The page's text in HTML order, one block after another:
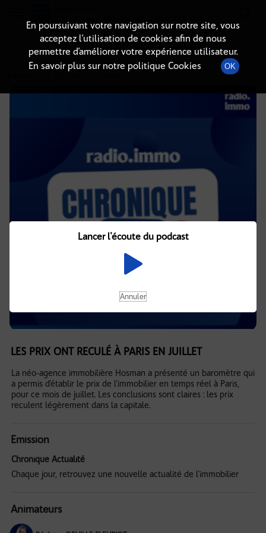
DÉTAILS DE L'ÉMISSION
LES PRIX ONT RECULÉ À PARIS EN JUILLET
La néo-agence immobilière Hosman a présenté un baromètre qui
a permis d’établir le prix de l’immobilier en temps réel à Paris,
pour ce mois de juillet. Les conclusions sont claires : les prix
reculent légèrement dans la capitale.
Emission
Chronique Actualité
Chaque jour, retrouvez une nouvelle actualité de l'immobilier
Animateurs
En poursuivant votre navigation sur notre site, vous
acceptez l’utilisation de cookies afin de nous
permettre d’améliorer votre expérience utilisateur.
En savoir plus sur notre politique Cookies
OK
Lancer l'écoute du podcast
Annuler